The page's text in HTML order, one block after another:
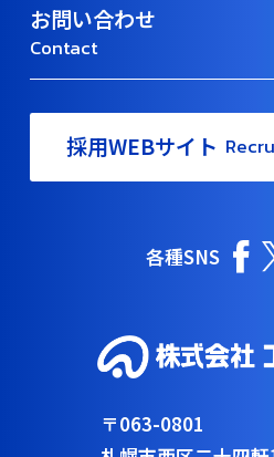
お問い合わせ
Contact
採用WEBサイト
各種SNS
〒063-0801